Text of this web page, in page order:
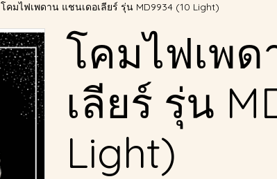
โคมไฟเพดาน แชนเดอเลียร์ รุ่น MD9934 (10 Light)
โคมไฟเพ
เลียร์ รุ่น
Light)